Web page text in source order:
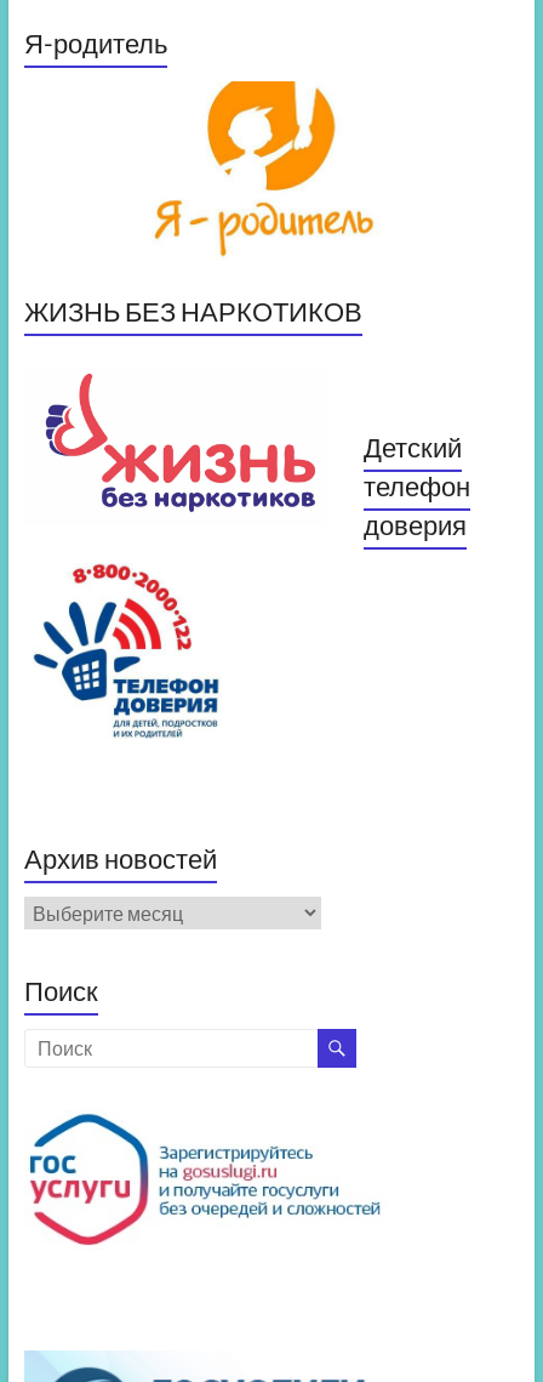
Я-родитель
ЖИЗНЬ БЕЗ НАРКОТИКОВ
Детский
телефон
доверия
Архив новостей
Архив
новостей
Поиск